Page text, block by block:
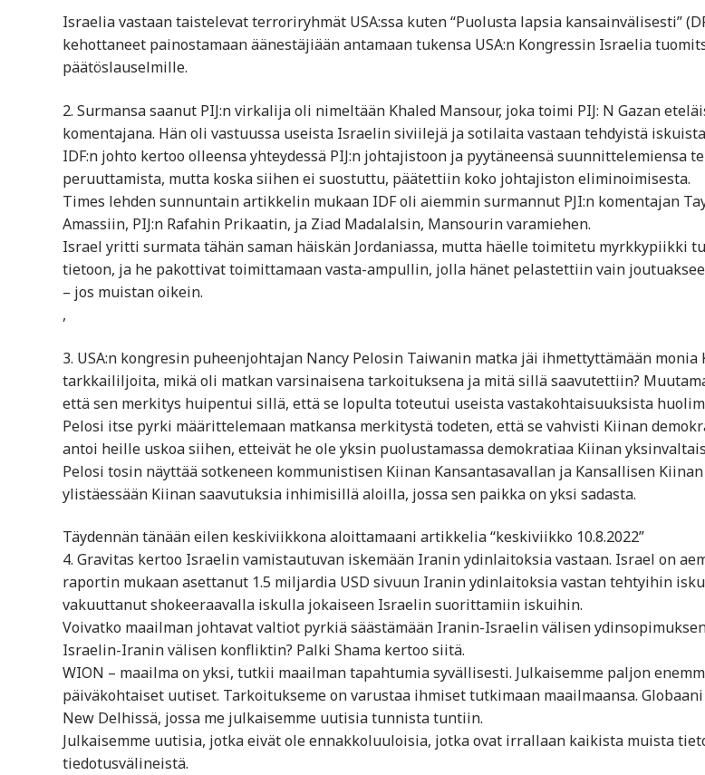
Israelia vastaan taistelevat terroriryhmät USA:ssa kuten “Puolusta lapsia kansainvälisesti”
kehottaneet painostamaan äänestäjiään antamaan tukensa USA:n Kongressin Israelia
päätöslauselmille.
2. Surmansa saanut PIJ:n virkalija oli nimeltään Khaled Mansour, joka toimi PIJ: N Gazan
komentajana. Hän oli vastuussa useista Israelin siviilejä ja sotilaita vastaan tehdyistä
IDF:n johto kertoo olleensa yhteydessä PIJ:n johtajistoon ja pyytäneensä suunnittelemiensa
peruuttamista, mutta koska siihen ei suostuttu, päätettiin koko johtajiston eliminoimisesta.
Times lehden sunnuntain artikkelin mukaan IDF oli aiemmin surmannut PJI:n komentajan
Amassiin, PIJ:n Rafahin Prikaatin, ja Ziad Madalalsin, Mansourin varamiehen.
Israel yritti surmata tähän saman häiskän Jordaniassa, mutta häelle toimitetu myrkkypiikki
tietoon, ja he pakottivat toimittamaan vasta-ampullin, jolla hänet pelastettiin vain
– jos muistan oikein.
,
3. USA:n kongresin puheenjohtajan Nancy Pelosin Taiwanin matka jäi ihmettyttämään monia
tarkkaililjoita, mikä oli matkan varsinaisena tarkoituksena ja mitä sillä saavutettiin?
että sen merkitys huipentui sillä, että se lopulta toteutui useista vastakohtaisuuksista
Pelosi itse pyrki määrittelemaan matkansa merkitystä todeten, että se vahvisti Kiinan
antoi heille uskoa siihen, etteivät he ole yksin puolustamassa demokratiaa Kiinan
Pelosi tosin näyttää sotkeneen kommunistisen Kiinan Kansantasavallan ja Kansallisen
ylistäessään Kiinan saavutuksia inhimisillä aloilla, jossa sen paikka on yksi sadasta.
Täydennän tänään eilen keskiviikkona aloittamaani artikkelia “keskiviikko 10.8.2022”
4. Gravitas kertoo Israelin vamistautuvan iskemään Iranin ydinlaitoksia vastaan. Israel on
raportin mukaan asettanut 1.5 miljardia USD sivuun Iranin ydinlaitoksia vastan tehtyihin
vakuuttanut shokeeraavalla iskulla jokaiseen Israelin suorittamiin iskuihin.
Voivatko maailman johtavat valtiot pyrkiä säästämään Iranin-Israelin välisen
Israelin-Iranin välisen konfliktin? Palki Shama kertoo siitä.
WION – maailma on yksi, tutkii maailman tapahtumia syvällisesti. Julkaisemme paljon
päiväkohtaiset uutiset. Tarkoitukseme on varustaa ihmiset tutkimaan maailmaansa.
New Delhissä, jossa me julkaisemme uutisia tunnista tuntiin.
Julkaisemme uutisia, jotka eivät ole ennakkoluuloisia, jotka ovat irrallaan kaikista muista
tiedotusvälineistä.